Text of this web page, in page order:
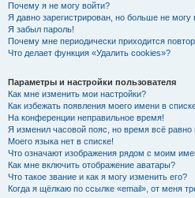
Почему я не могу войти?
Я давно зарегистрирован, но больше не могу
Я забыл пароль!
Почему мне периодически приходится
Что делает функция «Удалить cookies»?
Параметры и настройки пользователя
Как мне изменить мои настройки?
Как избежать появления моего имени в
На конференции неправильное время!
Я изменил часовой пояс, но время всё равно
Моего языка нет в списке!
Что означают изображения рядом с моим
Как мне включить отображение аватары?
Что такое звание и как я могу изменить его?
Когда я щёлкаю по ссылке «email», от меня